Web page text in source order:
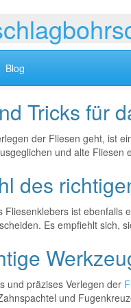
Blog
Tricks für
der Fliesen geht, ist
und alte
des
Fliesenklebers ist ebenfalls
Es empfiehlt sich,
und präzises Verlegen der
und